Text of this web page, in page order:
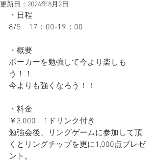
更新日： 2024年8月2日
・日程
8/5 17：00-19：00
・概要
ポーカーを勉強して今より楽しも
う！！
今よりも強くなろう！！
・料金
￥3,000　1ドリンク付き
勉強会後、リングゲームに参加して頂
くとリングチップを更に1,000点プレゼ
ント。